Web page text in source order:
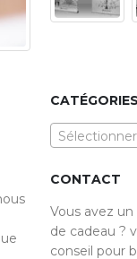
CONTACT
Vous avez
de cadeau ?
conseil pour